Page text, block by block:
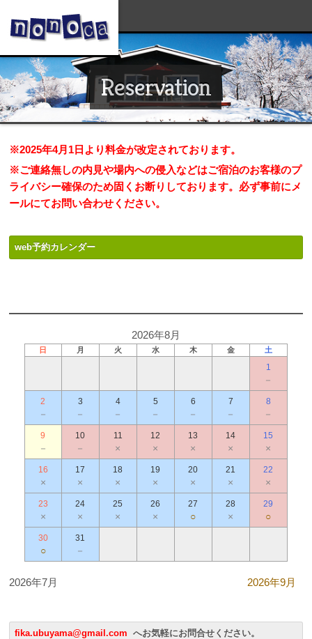
Reservation
※2025年4月1日より料金が改定されております。
※ご連絡無しの内見や場内への侵入などはご宿泊のお客様のプ
ライバシー確保のため固くお断りしております。必ず事前にメ
ールにてお問い合わせください。
web予約カレンダー
2026年8月
日 月 火 水 木 金 土
1
－
2
－
3
－
4
－
5
－
6
－
7
－
8
－
9
－
10
－
11
×
12
×
13
×
14
×
15
×
16
×
17
×
18
×
19
×
20
×
21
×
22
×
23
×
24
×
25
×
26
×
27
○
28
×
29
○
30
○
31
－
2026年7月 2026年9月
fika.ubuyama@gmail.com へお気軽にお問合せください。